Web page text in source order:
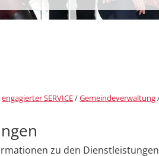
engagierter SERVICE/Gemeindeverwaltung
zu den